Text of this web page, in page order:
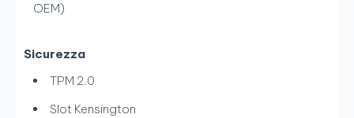
OEM)
Sicurezza
TPM 2.0
Slot Kensington